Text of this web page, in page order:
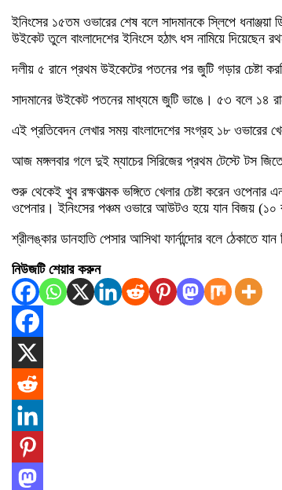
ইনিংসের ১৫তম ওভারের শেষ বলে সাদমানকে স্লিপে
উইকেট তুলে বাংলাদেশের ইনিংসে হঠাৎ ধস নামিয়ে দিয়েছেন
দলীয় ৫ রানে প্রথম উইকেটের পতনের পর জুটি গড়ার চেষ্টা
সাদমানের উইকেট পতনের মাধ্যমে জুটি ভাঙে। ৫৩ বলে ১৪
এই প্রতিবেদন লেখার সময় বাংলাদেশের সংগ্রহ ১৮
আজ মঙ্গলবার গলে দুই ম্যাচের সিরিজের প্রথম টেস্টে টস জিতে
শুরু থেকেই খুব রক্ষণাত্মক ভঙ্গিতে খেলার চেষ্টা করেন
ওপেনার। ইনিংসের পঞ্চম ওভারে আউটও হয়ে যান বিজয় (১০
শ্রীলঙ্কার ডানহাতি পেসার আসিথা ফার্নান্দোর বলে ঠেকাতে
নিউজটি শেয়ার করুন